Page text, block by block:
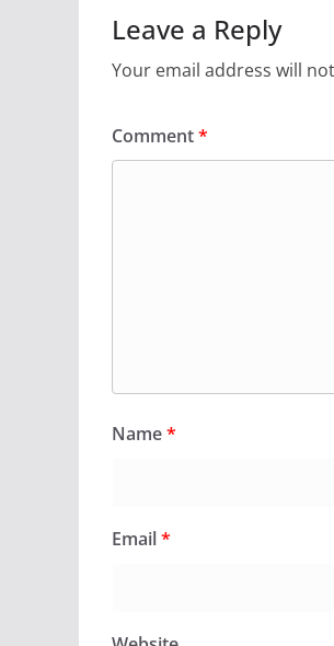
Leave a Reply
Your email address will
Comment*
Name*
Email*